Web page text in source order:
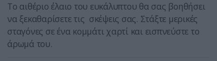
Το αιθέριο έλαιο του ευκάλυπτου θα σας βοηθήσει
να ξεκαθαρίσετε τις σκέψεις σας. Στάξτε μερικές
σταγόνες σε ένα κομμάτι χαρτί και εισπνεύστε το
άρωμά του.